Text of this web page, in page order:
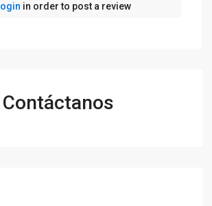
login in order to post a review
Contáctanos